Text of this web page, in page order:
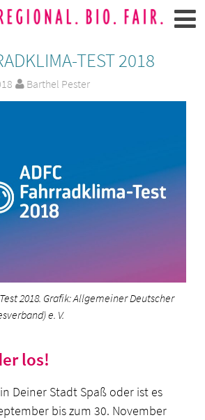
TEST 2018
Barthel Pester
2018. Grafik: Allgemeiner Deutscher
e. V.
los!
Deiner Stadt Spaß oder ist es
bis zum 30. November